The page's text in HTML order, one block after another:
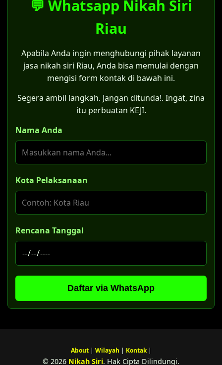
💬 Whatsapp Nikah Siri
Riau
Apabila Anda ingin menghubungi pihak layanan
jasa nikah siri Riau, Anda bisa memulai dengan
mengisi form kontak di bawah ini.
Segera ambil langkah. Jangan ditunda!. Ingat, zina
itu perbuatan KEJI.
Nama Anda
Kota Pelaksanaan
Rencana Tanggal
Daftar via WhatsApp
About| Wilayah | Kontak|
© 2026 Nikah Siri. Hak Cipta Dilindungi.